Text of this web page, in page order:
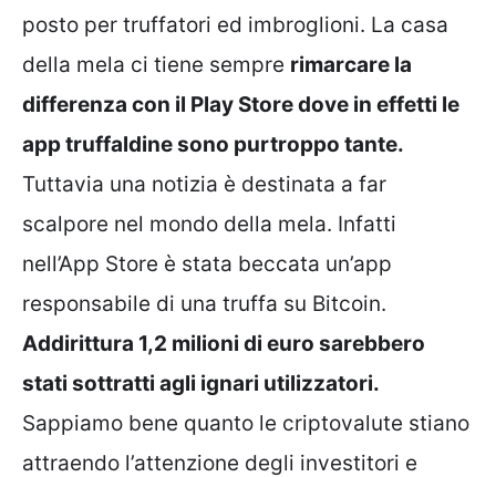
posto per truffatori ed imbroglioni. La casa
della mela ci tiene sempre rimarcare la
differenza con il Play Store dove in effetti le
app truffaldine sono purtroppo tante.
Tuttavia una notizia è destinata a far
scalpore nel mondo della mela. Infatti
nell’App Store è stata beccata un’app
responsabile di una truffa su Bitcoin.
Addirittura 1,2 milioni di euro sarebbero
stati sottratti agli ignari utilizzatori.
Sappiamo bene quanto le criptovalute stiano
attraendo l’attenzione degli investitori e